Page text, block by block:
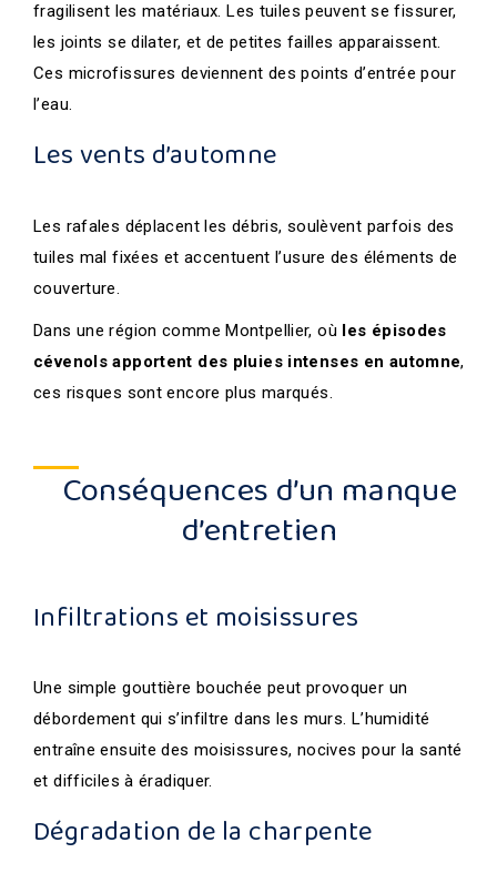
fragilisent les matériaux. Les tuiles peuvent se fissurer,
les joints se dilater, et de petites failles apparaissent.
Ces microfissures deviennent des points d’entrée pour
l’eau.
Les vents d’automne
Les rafales déplacent les débris, soulèvent parfois des
tuiles mal fixées et accentuent l’usure des éléments de
couverture.
Dans une région comme Montpellier, où les épisodes
cévenols apportent des pluies intenses en automne,
ces risques sont encore plus marqués.
Conséquences d’un manque
d’entretien
Infiltrations et moisissures
Une simple gouttière bouchée peut provoquer un
débordement qui s’infiltre dans les murs. L’humidité
entraîne ensuite des moisissures, nocives pour la santé
et difficiles à éradiquer.
Dégradation de la charpente